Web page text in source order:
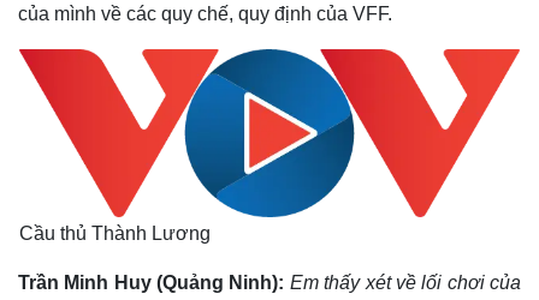
Thể thao
Bóng đá
Lịch thi đấu bóng đá
Thế giới thể thao
eSports
Hậu trường
Ô tô - Xe máy
Xe máy
Tư vấn
của mình về các quy chế, quy định của VFF.
Cầu thủ Thành Lương
Trần Minh Huy (Quảng Ninh): Em thấy xét về lối chơi của